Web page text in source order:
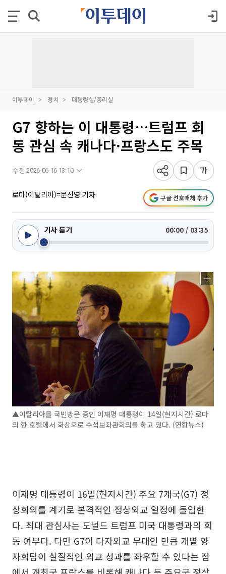
이투데이 정치 대통령실/총리실
G7 향하는 이 대통령…트럼프 회
동 관심 속 캐나다·프랑스도 주목
수정 2026-06-16 13:10
로마(이탈리아)=문선영 기자 구글 선호매체 추가
기사 듣기 00:00 / 03:35
▲이탈리아를 국빈방문 중인 이재명 대통령이 14일(현지시간) 로마
의 한 호텔에서 화상으로 수석보좌관회의를 하고 있다. (연합뉴스)
이재명 대통령이 16일(현지시간) 주요 7개국(G7) 정
상회의를 계기로 본격적인 정상외교 일정에 돌입한
다. 최대 관심사는 도널드 트럼프 미국 대통령과의 회
동 여부다. 다만 G7이 다자외교 무대인 만큼 개별 양
자회담이 실질적인 외교 성과를 좌우할 수 있다는 점